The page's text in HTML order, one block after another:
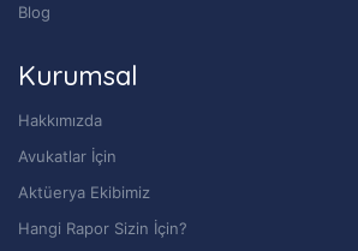
Blog
Kurumsal
Hakkımızda
Avukatlar İçin
Aktüerya Ekibimiz
Hangi Rapor Sizin İçin?